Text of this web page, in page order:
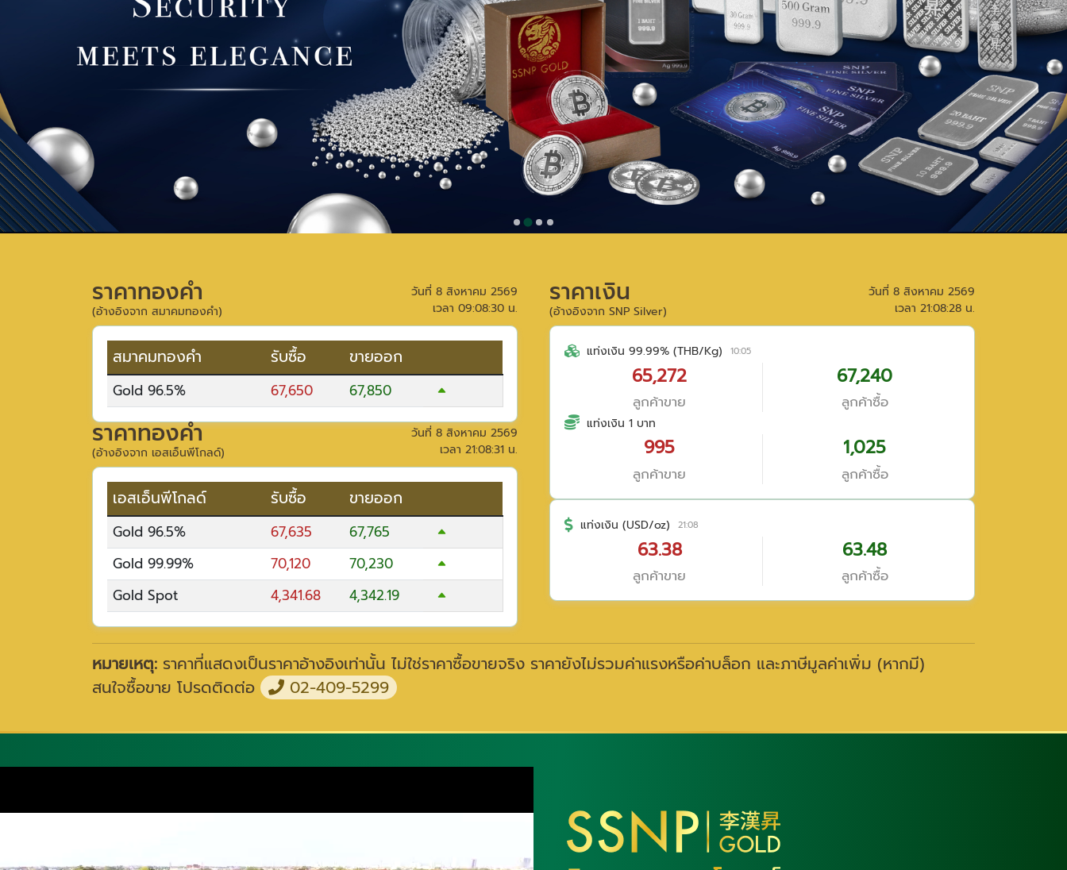
ราคาทองคำ
(อ้างอิงจาก สมาคมทองคำ)
วันที่ 8 สิงหาคม 2569
เวลา 09:08:30 น.
สมาคมทองคำ รับซื้อ ขายออก
Gold 96.5% 67,650 67,850
ราคาทองคำ
(อ้างอิงจาก เอสเอ็นพีโกลด์)
วันที่ 8 สิงหาคม 2569
เวลา 21:08:31 น.
เอสเอ็นพีโกลด์ รับซื้อ ขายออก
Gold 96.5% 67,635
67,765
Gold 99.99%
70,120
70,230
Gold Spot
4,341.68 4,342.19
ราคาเงิน
(อ้างอิงจาก SNP Silver)
วันที่ 8 สิงหาคม 2569
เวลา 21:08:28 น.
แท่งเงิน 99.99% (THB/Kg) 10:05
65,272
ลูกค้าขาย
67,240
ลูกค้าซื้อ
แท่งเงิน 1 บาท
995
ลูกค้าขาย
1,025
ลูกค้าซื้อ
แท่งเงิน (USD/oz) 21:08
63.38
ลูกค้าขาย
63.48
ลูกค้าซื้อ
หมายเหตุ: ราคาที่แสดงเป็นราคาอ้างอิงเท่านั้น ไม่ใช่ราคาซื้อขายจริง ราคายังไม่รวมค่าแรงหรือค่าบล็อก และภาษีมูลค่าเพิ่ม (หากมี)
สนใจซื้อขาย โปรดติดต่อ
02-409-5299